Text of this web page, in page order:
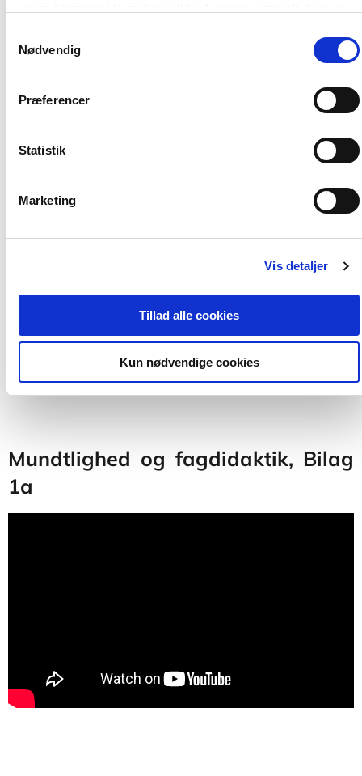
Nødvendig
Præferencer
Statistik
Marketing
Vis detaljer
Tillad alle cookies
Kun nødvendige cookies
Jens Jørgen Hansen
219,95 KR.
2 formater
Ind i naturfag
Grethe Kjær Jacobsen
Fra
269,95 KR.
Mundtlighed og fagdidaktik, Bilag
1a